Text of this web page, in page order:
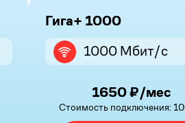
Гига+ 1000
1000 Мбит/с
1650 ₽/мес
Стоимость подключения: